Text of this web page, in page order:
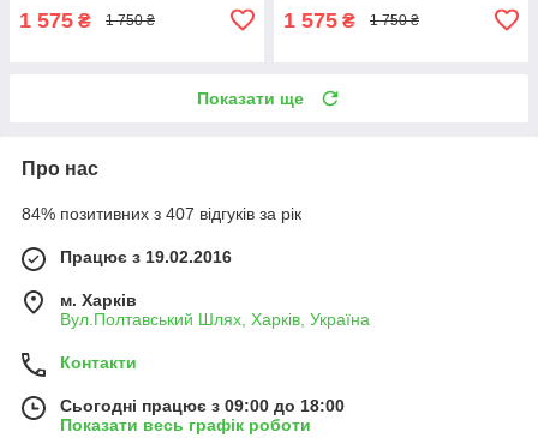
1 575 ₴ 1 750 ₴ 1 575 ₴ 1 750 ₴
Показати ще
Про нас
84% позитивних з 407 відгуків за рік
Працює з 19.02.2016
м. Харків
Вул.Полтавський Шлях, Харків, Україна
Контакти
Сьогодні працює з 09:00 до 18:00
Показати весь графік роботи